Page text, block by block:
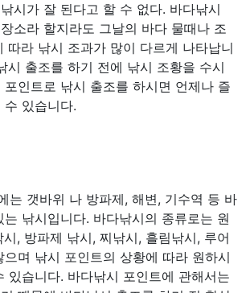
시가 잘 된다고 할 수 없다. 바다낚시
소라 할지라도 그날의 바다 물때나 조
따라 낚시 조과가 많이 다르게 나타납니
시 출조를 하기 전에 낚시 조황을 수시
인트로 낚시 출조를 하시면 언제나 즐
있습니다.
는 갯바위 나 방파제, 해변, 기수역 등 바
낚시입니다. 바다낚시의 종류로는 원
, 방파제 낚시, 찌낚시, 흘림낚시, 루어
며 낚시 포인트의 상황에 따라 원하시
있습니다. 바다낚시 포인트에 관해서는